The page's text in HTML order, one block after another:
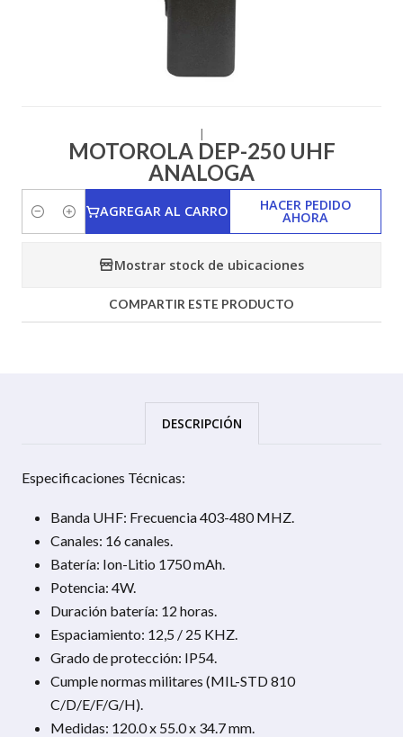
MOTOROLA DEP-250 UHF
ANALOGA
Cantidad
AGREGAR AL CARRO HACER PEDIDO
AHORA
Mostrar stock de ubicaciones
COMPARTIR ESTE PRODUCTO
DESCRIPCIÓN
Especificaciones Técnicas:
Banda UHF: Frecuencia 403-480 MHZ.
Canales: 16 canales.
Batería: Ion-Litio 1750 mAh.
Potencia: 4W.
Duración batería: 12 horas.
Espaciamiento: 12,5 / 25 KHZ.
Grado de protección: IP54.
Cumple normas militares (MIL-STD 810
C/D/E/F/G/H).
Medidas: 120.0 x 55.0 x 34.7 mm.